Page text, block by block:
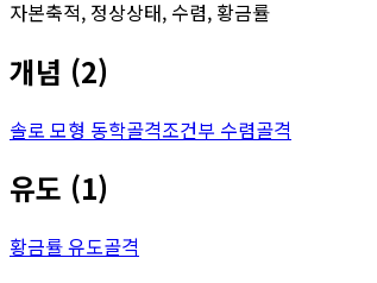
자본축적, 정상상태, 수렴, 황금률
개념 (2)
솔로 모형 동학골격조건부 수렴골격
유도 (1)
황금률 유도골격